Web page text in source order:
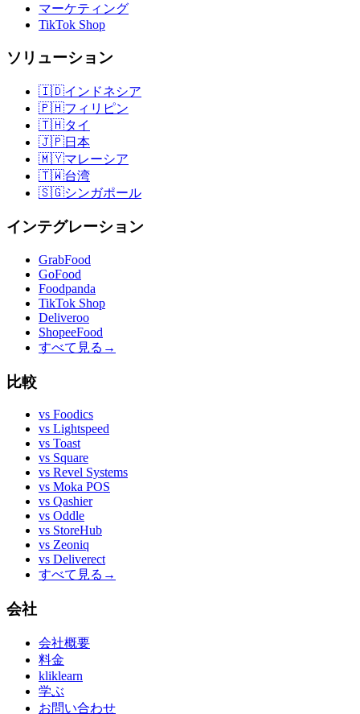
マーケティング
TikTok Shop
ソリューション
🇮🇩インドネシア
🇵🇭フィリピン
🇹🇭タイ
🇯🇵日本
🇲🇾マレーシア
🇹🇼台湾
🇸🇬シンガポール
インテグレーション
GrabFood
GoFood
Foodpanda
TikTok Shop
Deliveroo
ShopeeFood
すべて見る →
比較
vs Foodics
vs Lightspeed
vs Toast
vs Square
vs Revel Systems
vs Moka POS
vs Qashier
vs Oddle
vs StoreHub
vs Zeoniq
vs Deliverect
すべて見る →
会社
会社概要
料金
kliklearn
学ぶ
お問い合わせ